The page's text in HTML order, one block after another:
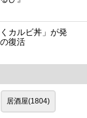
カルビ丼」が発
復活
居酒屋(1804)